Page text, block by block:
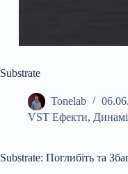
Substrate
Tonelab
VST Ефекти,
Substrate: Поглибіть та